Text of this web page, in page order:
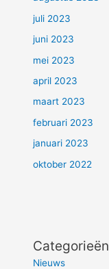
juli 2023
juni 2023
mei 2023
april 2023
maart 2023
februari 2023
januari 2023
oktober 2022
Categorieën
Nieuws